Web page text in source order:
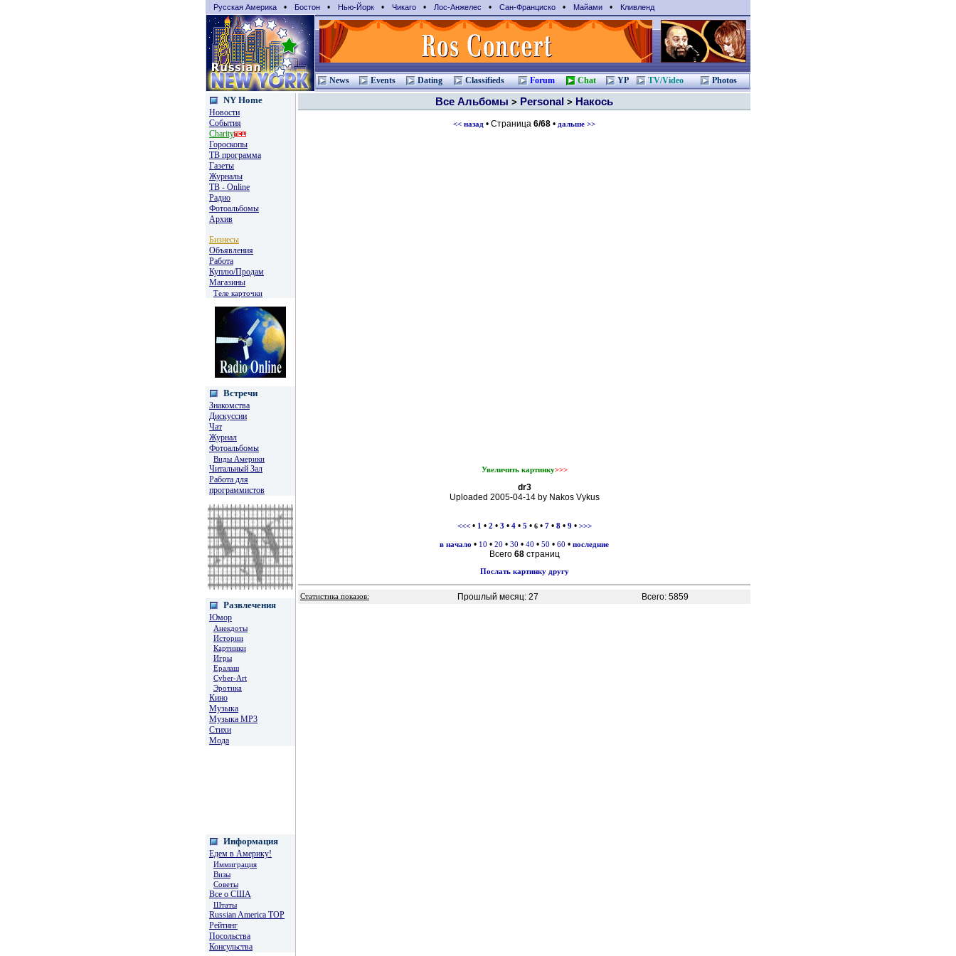
Русская Америка • Бостон • Нью-Йорк • Чикаго • Лос-Анжелес • Сан-Франциcко • Майами • Кливленд
News Events Dating Classifieds Forum Chat YP TV/Video Photos
NY Home
Новости
События
Charity
Гороскопы
TВ программа
Газеты
Журналы
ТВ - Online
Радио
Фотоальбомы
Архив
Бизнесы
Объявления
Работа
Куплю/Продам
Магазины
Теле карточки
Встречи
Знакомства
Дискуссии
Чат
Журнал
Фотоальбомы
Виды Америки
Читальный Зал
Работа для
программистов
Развлечения
Юмор
Анекдоты
Истории
Картинки
Игры
Ералаш
Cyber-Art
Эротика
Кино
Музыка
Музыка MP3
Стихи
Мода
Информация
Едем в Америку!
Иммиграция
Визы
Советы
Все о США
Штаты
Russian America TOP
Рейтинг
Посольства
Консульства
Все Альбомы > Personal > Накось
<< назад • Страница 6/68 • дальше >>
Увеличить картинку>>>
dr3
Uploaded 2005-04-14 by Nakos Vykus
<<<• 1 • 2 • 3 • 4• 5 • 6• 7• 8• 9 • >>>
в начало • 10 • 20 • 30 • 40 • 50 • 60 • последние
Всего 68страниц
Послать картинку другу
Статистика показов: Прошлый месяц: 27 Всего: 5859